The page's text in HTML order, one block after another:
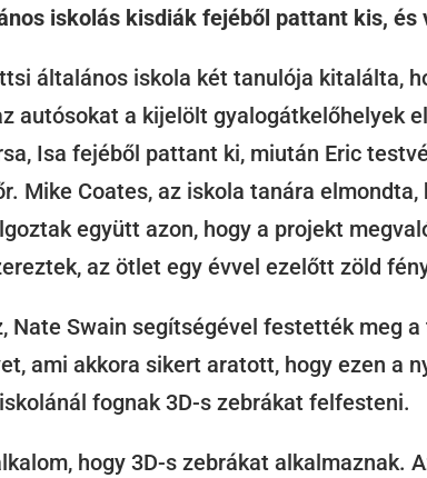
iskolás kisdiák fejéből pattant kis, és
általános iskola két tanulója kitalálta,
autósokat a kijelölt gyalogátkelőhelyek
Isa fejéből pattant ki, miután Eric
Mike Coates, az iskola tanára elmondta,
együtt azon, hogy a projekt
az ötlet egy évvel ezelőtt zöld
Nate Swain segítségével festették meg
ami akkora sikert aratott, hogy ezen a
fognak 3D-s zebrákat felfesteni.
hogy 3D-s zebrákat alkalmaznak.